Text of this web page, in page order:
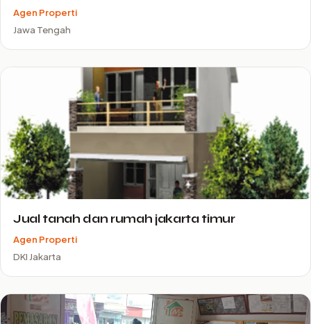
Agen Properti
Jawa Tengah
Jual tanah dan rumah jakarta timur
Agen Properti
DKI Jakarta